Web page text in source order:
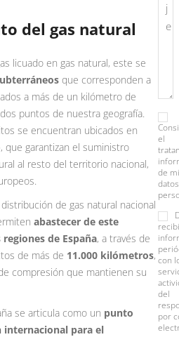
del gas natural
licuado en gas natural, este se
que corresponden a
a más de un kilómetro de
puntos de nuestra geografía.
se encuentran ubicados en
, que garantizan el suministro
al resto del territorio nacional,
de gas natural nacional
abastecer de este
de España, a través de
de más de 11.000 kilómetros,
compresión que mantienen su
se articula como un punto
internacional para el
el
de
datos
con
del
por